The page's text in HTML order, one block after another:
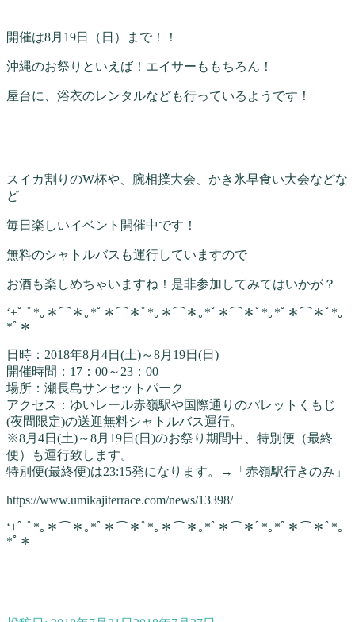
開催は8月19日（日）まで！！
沖縄のお祭りといえば！エイサーももちろん！
屋台に、浴衣のレンタルなども行っているようです！
スイカ割りのW杯や、腕相撲大会、かき氷早食い大会などな
ど
毎日楽しいイベント開催中です！
無料のシャトルバスも運行していますので
お酒も楽しめちゃいますね！是非参加してみてはいかが？
‘+ﾟ ﾟ*｡＊⌒＊｡*ﾟ＊⌒＊ﾟ*｡＊⌒＊｡*ﾟ＊⌒＊ﾟ*｡*ﾟ＊⌒＊ﾟ*｡
*ﾟ＊
日時：2018年8月4日(土)～8月19日(日)
開催時間：17：00～23：00
場所：瀬長島サンセットパーク
アクセス：ゆいレール赤嶺駅や国際通りのパレットくもじ
(夜間限定)の送迎無料シャトルバス運行。
※8月4日(土)～8月19日(日)のお祭り期間中、特別便（最終
便）も運行致します。
特別便(最終便)は23:15発になります。→「赤嶺駅行きのみ」
https://www.umikajiterrace.com/news/13398/
‘+ﾟ ﾟ*｡＊⌒＊｡*ﾟ＊⌒＊ﾟ*｡＊⌒＊｡*ﾟ＊⌒＊ﾟ*｡*ﾟ＊⌒＊ﾟ*｡
*ﾟ＊